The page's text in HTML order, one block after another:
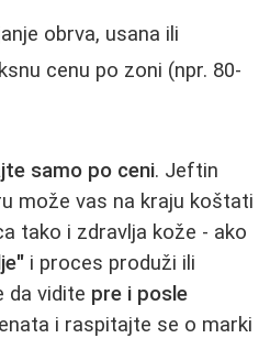
obrva, usana ili
cenu po zoni (npr. 80-
samo po ceni. Jeftin
može vas na kraju koštati
tako i zdravlja kože - ako
i proces produži ili
da vidite pre i posle
i raspitajte se o marki